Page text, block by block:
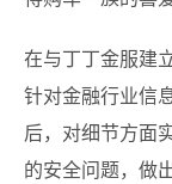
在与丁丁金服建
针对金融行业信
后，对细节方面
的安全问题，做